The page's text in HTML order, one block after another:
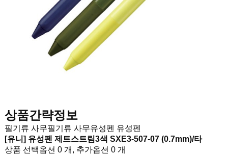
상품간략정보
필기류 사무필기류 사무유성펜 유성펜
[유니] 유성펜 제트스트림3색 SXE3-507-07 (0.7mm)/타
상품 선택옵션 0 개, 추가옵션 0 개